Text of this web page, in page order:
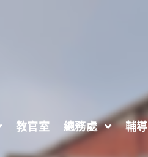
教官室 總務處 輔